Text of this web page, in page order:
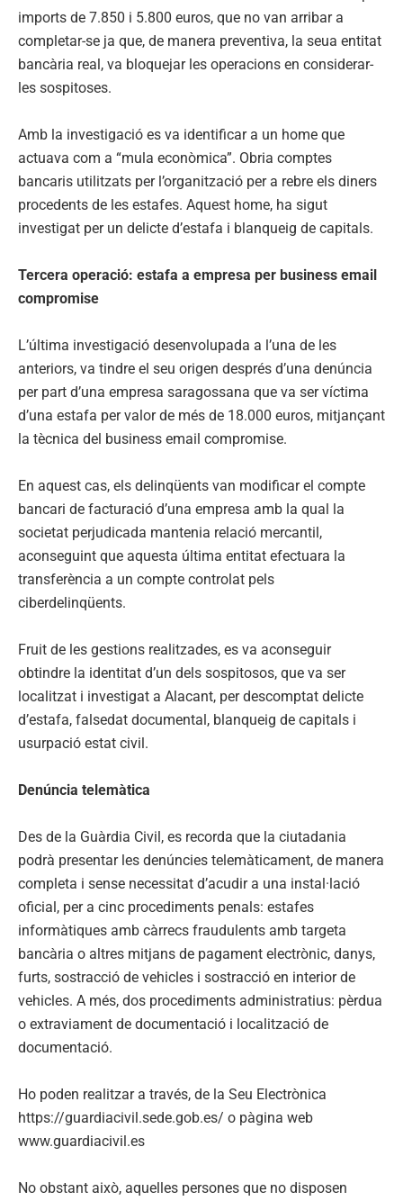
imports de 7.850 i 5.800 euros, que no van arribar a
completar-se ja que, de manera preventiva, la seua entitat
bancària real, va bloquejar les operacions en considerar-
les sospitoses.
Amb la investigació es va identificar a un home que
actuava com a “mula econòmica”. Obria comptes
bancaris utilitzats per l’organització per a rebre els diners
procedents de les estafes. Aquest home, ha sigut
investigat per un delicte d’estafa i blanqueig de capitals.
Tercera operació: estafa a empresa per business email
compromise
L’última investigació desenvolupada a l’una de les
anteriors, va tindre el seu origen després d’una denúncia
per part d’una empresa saragossana que va ser víctima
d’una estafa per valor de més de 18.000 euros, mitjançant
la tècnica del business email compromise.
En aquest cas, els delinqüents van modificar el compte
bancari de facturació d’una empresa amb la qual la
societat perjudicada mantenia relació mercantil,
aconseguint que aquesta última entitat efectuara la
transferència a un compte controlat pels
ciberdelinqüents.
Fruit de les gestions realitzades, es va aconseguir
obtindre la identitat d’un dels sospitosos, que va ser
localitzat i investigat a Alacant, per descomptat delicte
d’estafa, falsedat documental, blanqueig de capitals i
usurpació estat civil.
Denúncia telemàtica
Des de la Guàrdia Civil, es recorda que la ciutadania
podrà presentar les denúncies telemàticament, de manera
completa i sense necessitat d’acudir a una instal·lació
oficial, per a cinc procediments penals: estafes
informàtiques amb càrrecs fraudulents amb targeta
bancària o altres mitjans de pagament electrònic, danys,
furts, sostracció de vehicles i sostracció en interior de
vehicles. A més, dos procediments administratius: pèrdua
o extraviament de documentació i localització de
documentació.
Ho poden realitzar a través, de la Seu Electrònica
https://guardiacivil.sede.gob.es/ o pàgina web
www.guardiacivil.es
No obstant això, aquelles persones que no disposen